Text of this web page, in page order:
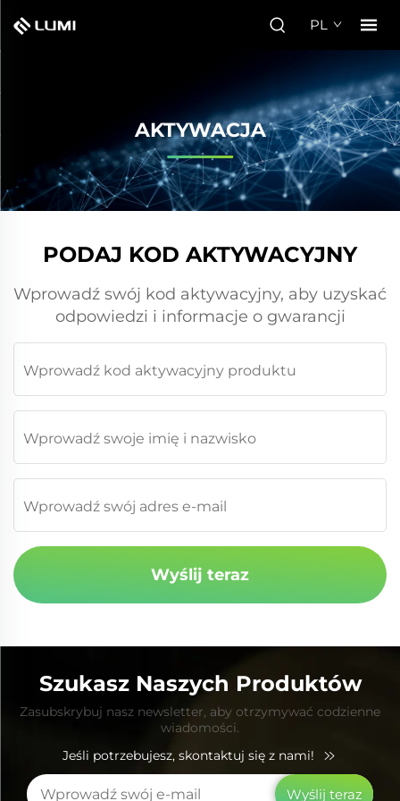
PL
AKTYWACJA
PODAJ KOD AKTYWACYJNY
Wprowadź swój kod aktywacyjny, aby uzyskać
odpowiedzi i informacje o gwarancji
Wyślij teraz
Szukasz Naszych Produktów
Zasubskrybuj nasz newsletter, aby otrzymywać codzienne
wiadomości.
Jeśli potrzebujesz, skontaktuj się z nami!
Wyślij teraz